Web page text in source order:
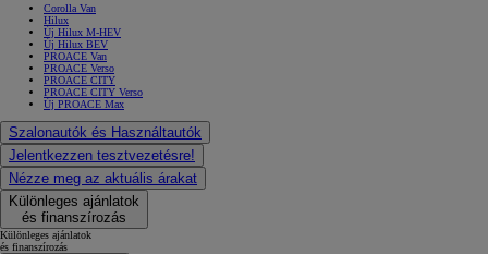
Corolla Van
Hilux
Új Hilux M-HEV
Új Hilux BEV
PROACE Van
PROACE Verso
PROACE CITY
PROACE CITY Verso
Új PROACE Max
Szalonautók és Használtautók
Jelentkezzen tesztvezetésre!
Nézze meg az aktuális árakat
Különleges ajánlatok
és finanszírozás
Különleges ajánlatok
és finanszírozás